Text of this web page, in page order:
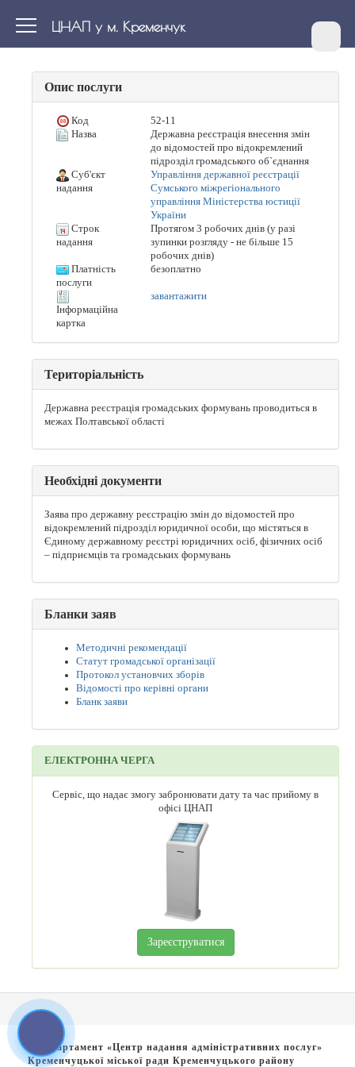
ЦНАП у м. Кременчук
Опис послуги
Код
52-11
Назва
Державна реєстрація внесення змін
до відомостей про відокремлений
підрозділ громадського об`єднання
Суб'єкт
надання
Управління державної реєстрації
Сумського міжрегіонального
управління Міністерства юстиції
України
Строк
надання
Протягом 3 робочих днів (у разі
зупинки розгляду - не більше 15
робочих днів)
Платність
послуги
безоплатно
Інформаційна
картка
завантажити
Територіальність
Державна реєстрація громадських формувань проводиться в
межах Полтавської області
Необхідні документи
Заява про державну реєстрацію змін до відомостей про
відокремлений підрозділ юридичної особи, що містяться в
Єдиному державному реєстрі юридичних осіб, фізичних осіб
– підприємців та громадських формувань
Бланки заяв
Методичні рекомендації
Статут громадської організації
Протокол установчих зборів
Відомості про керівні органи
Бланк заяви
ЕЛЕКТРОННА ЧЕРГА
Сервіс, що надає змогу забронювати дату та час прийому в
офісі ЦНАП
Зареєструватися
© Департамент «Центр надання адміністративних послуг»
Кременчуцької міської ради Кременчуцького району